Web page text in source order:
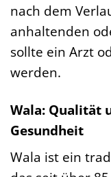
nach dem
anhaltenden
sollte ein Arzt
werden.
Wala: Qualität
Gesundheit
Wala ist ein